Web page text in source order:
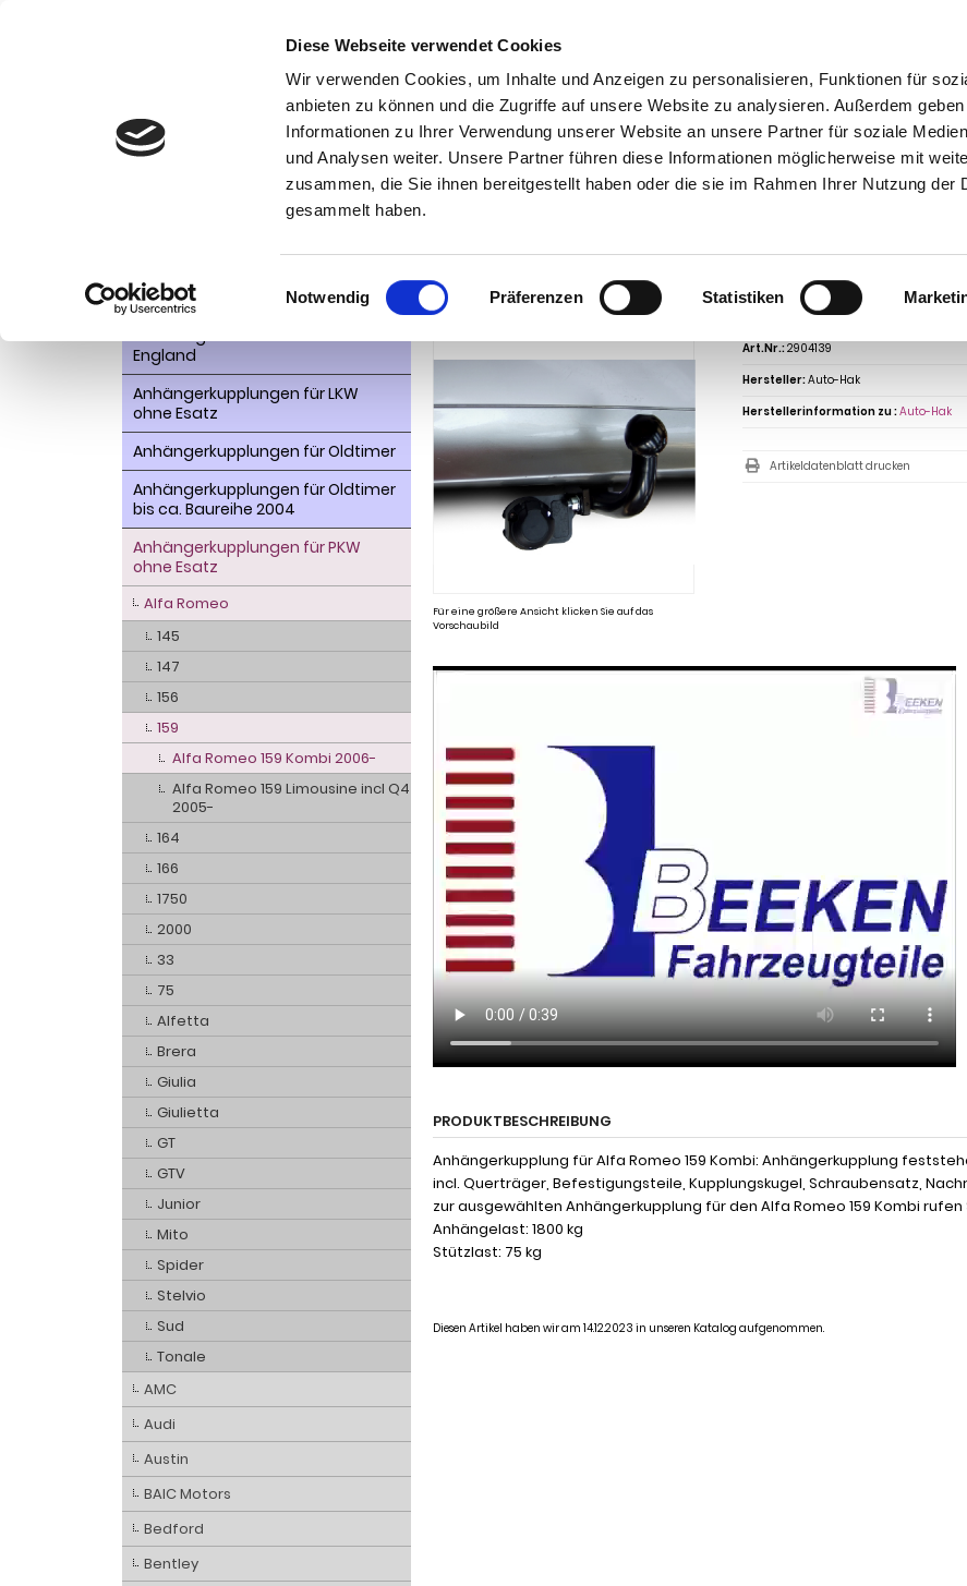
Diese Webseite verwendet Cookies
Wir verwenden Cookies, um Inhalte und Anzeigen zu personalisieren, Funktionen für
anbieten zu können und die Zugriffe auf unsere Website zu analysieren. Außerdem
Informationen zu Ihrer Verwendung unserer Website an unsere Partner für soziale
und Analysen weiter. Unsere Partner führen diese Informationen möglicherweise mit
zusammen, die Sie ihnen bereitgestellt haben oder die sie im Rahmen Ihrer Nutzung der
gesammelt haben.
Einwilligungsauswahl
Notwendig Präferenzen Statistiken
Kontakt 0 44 89 - 92 34 67 6 AHK-Finder Kasse
Anhängerkupplung für Alfa Romeo-159
Für eine größere Ansicht klicken Sie auf das
Vorschaubild
Art.Nr.:2904139
Hersteller:Auto-Hak
Herstellerinformation zu :Auto-Hak
Artikeldatenblatt drucken
PRODUKTBESCHREIBUNG
Anhängerkupplung für Alfa Romeo 159 Kombi: Anhängerkupplung
incl. Querträger, Befestigungsteile, Kupplungskugel, Schraubensatz,
zur ausgewählten Anhängerkupplung für den Alfa Romeo 159 Kombi rufen
Anhängelast: 1800 kg
Stützlast: 75 kg
Diesen Artikel haben wir am 14.12.2023 in unseren Katalog aufgenommen.
Kategorien
AHK- Zubehör, Ersatzteile
Anhängelast erhöhen
Anhängerkupplungen für
Fahrzeuge aus den USA Canada
England
Anhängerkupplungen für LKW
ohne Esatz
Anhängerkupplungen für Oldtimer
Anhängerkupplungen für Oldtimer
bis ca. Baureihe 2004
Anhängerkupplungen für PKW
ohne Esatz
Alfa Romeo
145
147
156
159
Alfa Romeo 159 Kombi 2006-
Alfa Romeo 159 Limousine incl Q4
2005-
164
166
1750
2000
33
75
Alfetta
Brera
Giulia
Giulietta
GT
GTV
Junior
Mito
Spider
Stelvio
Sud
Tonale
AMC
Audi
Austin
BAIC Motors
Bedford
Bentley